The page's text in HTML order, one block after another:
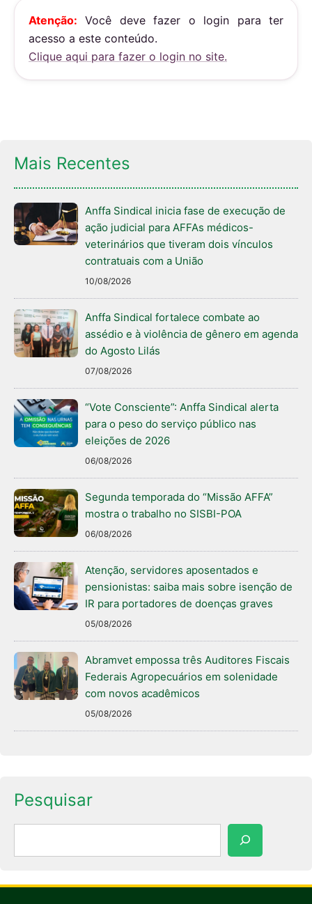
at
s
A
p
c
e
b
o
ai
l
Atenção: Você deve fazer o login para ter
acesso a este conteúdo.
Clique aqui para fazer o login no site.
Mais Recentes
Anffa Sindical inicia fase de execução de
ação judicial para AFFAs médicos-
veterinários que tiveram dois vínculos
contratuais com a União
10/08/2026
Anffa Sindical fortalece combate ao
assédio e à violência de gênero em agenda
do Agosto Lilás
07/08/2026
“Vote Consciente”: Anffa Sindical alerta
para o peso do serviço público nas
eleições de 2026
06/08/2026
Segunda temporada do “Missão AFFA”
mostra o trabalho no SISBI-POA
06/08/2026
Atenção, servidores aposentados e
pensionistas: saiba mais sobre isenção de
IR para portadores de doenças graves
05/08/2026
Abramvet empossa três Auditores Fiscais
Federais Agropecuários em solenidade
com novos acadêmicos
05/08/2026
Pesquisar